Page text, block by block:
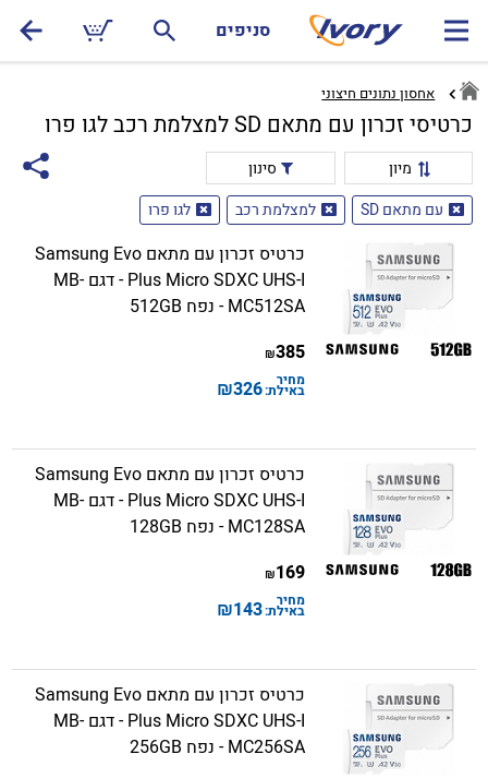
סניפים
אחסון נתונים חיצוני
כרטיסי זכרון עם מתאם SD למצלמת רכב לגו פרו
מיון
סינון
עם מתאם SD
למצלמת רכב לגו פרו
כרטיס זכרון עם מתאם Samsung Evo
Plus Micro SDXC UHS-I - דגם MB-
MC512SA - נפח 512GB
385
₪
מחיר
באילת:326
₪
כרטיס זכרון עם מתאם Samsung Evo
Plus Micro SDXC UHS-I - דגם MB-
MC128SA - נפח 128GB
169
₪
מחיר
באילת:143
₪
כרטיס זכרון עם מתאם Samsung Evo
Plus Micro SDXC UHS-I - דגם MB-
MC256SA - נפח 256GB